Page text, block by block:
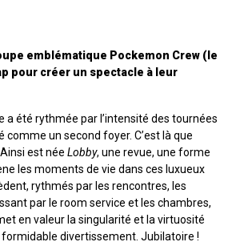
emblématique Pockemon Crew (le
pour créer un spectacle à leur
a été rythmée par l’intensité des tournées
un second foyer. C’est là que
est néeLobby, une revue, une forme
les moments de vie dans ces luxueux
rythmés par les rencontres, les
par le room service et les chambres,
en valeur la singularité et la virtuosité
divertissement. Jubilatoire !